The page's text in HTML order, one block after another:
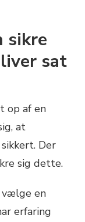
sikre
sat
op af en
at
Der
sig dette.
vælge en
erfaring